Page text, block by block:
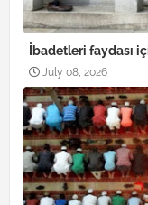
İbadetleri faydası
July 08, 2026